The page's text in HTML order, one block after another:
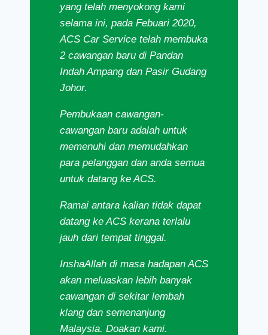
yang telah menyokong kami
selama ini, pada Febuari 2020,
ACS Car Service telah membuka
2 cawangan baru di Pandan
Indah Ampang dan Pasir Gudang
Johor.
Pembukaan cawangan-
cawangan baru adalah untuk
memenuhi dan memudahkan
para pelanggan dan anda semua
untuk datang ke ACS.
Ramai antara kalian tidak dapat
datang ke ACS kerana terlalu
jauh dari tempat tinggal.
InshaAllah di masa hadapan ACS
akan meluaskan lebih banyak
cawangan di sekitar lembah
klang dan semenanjung
Malaysia. Doakan kami.